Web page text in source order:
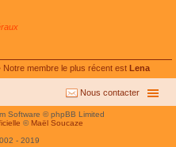
Notre membre le plus récent est Lena
Nous contacter
Software © phpBB Limited
© Maël Soucaze
- 2019